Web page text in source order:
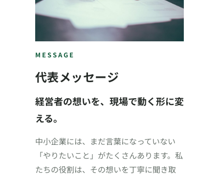
MESSAGE
代表メッセージ
経営者の想いを、現場で動く形に変
える。
中小企業には、まだ言葉になっていない
「やりたいこと」がたくさんあります。私
たちの役割は、その想いを丁寧に聞き取